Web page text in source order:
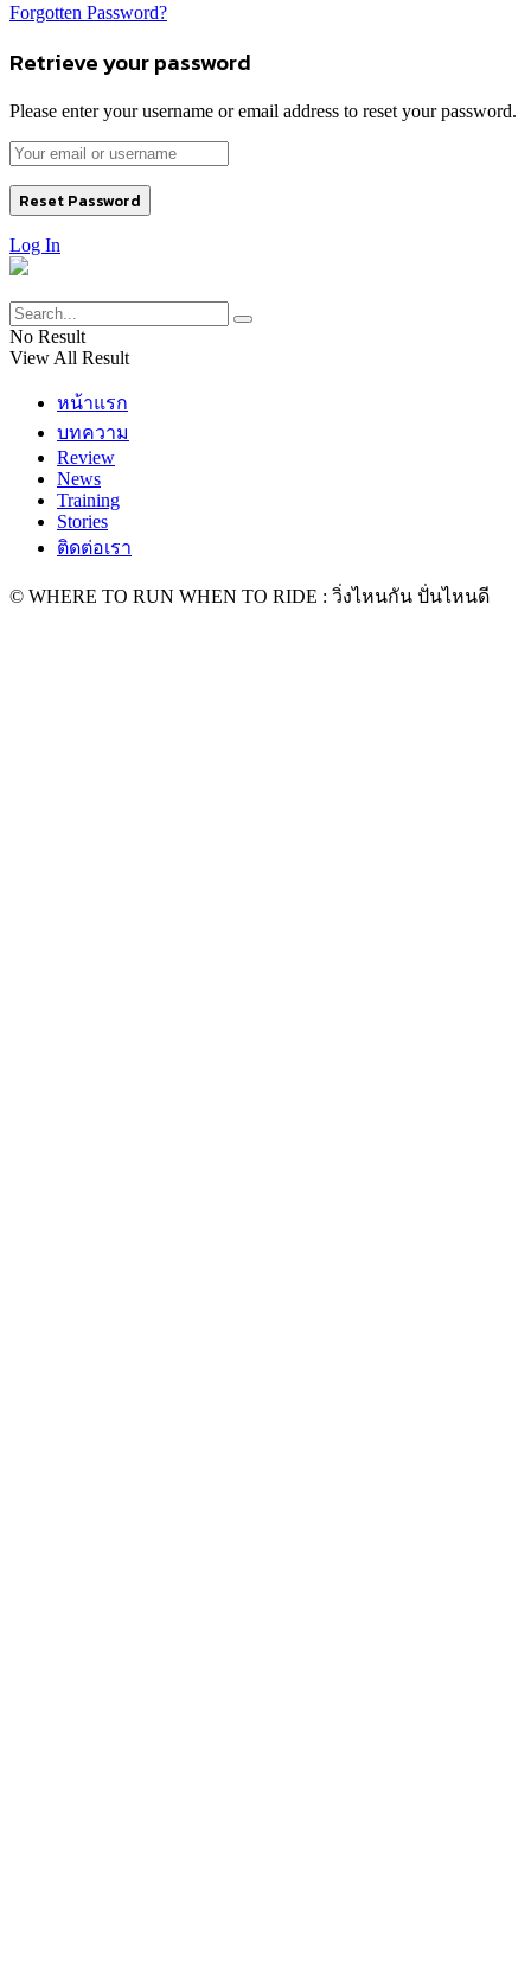
Forgotten Password?
Retrieve your password
Please enter your username or email address to reset your password.
Log In
No Result
View All Result
หน้าแรก
บทความ
Review
News
Training
Stories
ติดต่อเรา
© WHERE TO RUN WHEN TO RIDE : วิ่งไหนกัน ปั่นไหนดี